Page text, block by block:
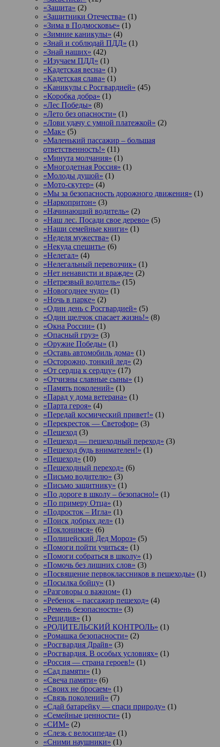
«Защита» (2)
«Защитники Отечества» (1)
«Зима в Подмосковье» (1)
«Зимние каникулы» (4)
«Знай и соблюдай ПДД» (1)
«Знай наших» (42)
«Изучаем ПДД» (1)
«Кадетская весна» (1)
«Кадетская слава» (1)
«Каникулы с Росгвардией» (45)
«Коробка добра» (1)
«Лес Победы» (8)
«Лето без опасности» (1)
«Лови удачу с умной платежкой» (2)
«Мак» (5)
«Маленький пассажир – большая
ответственность!» (11)
«Минута молчания» (1)
«Многодетная Россия» (1)
«Молоды душой» (1)
«Мото-скутер» (4)
«Мы за безопасность дорожного движения» (1)
«Наркопритон» (3)
«Начинающий водитель» (2)
«Наш лес. Посади свое дерево» (5)
«Наши семейные книги» (1)
«Неделя мужества» (1)
«Некуда спешить» (6)
«Нелегал» (4)
«Нелегальный перевозчик» (1)
«Нет ненависти и вражде» (2)
«Нетрезвый водитель» (15)
«Новогоднее чудо» (1)
«Ночь в парке» (2)
«Один день с Росгвардией» (5)
«Один щелчок спасает жизнь!» (8)
«Окна России» (1)
«Опасный груз» (3)
«Оружие Победы» (1)
«Оставь автомобиль дома» (1)
«Осторожно, тонкий лед» (2)
«От сердца к сердцу» (17)
«Отчизны славные сыны» (1)
«Память поколений» (1)
«Парад у дома ветерана» (1)
«Парта героя» (4)
«Передай космический привет!» (1)
«Перекресток — Светофор» (3)
«Пешеход (3)
«Пешеход — пешеходный переход» (3)
«Пешеход будь внимателен!» (1)
«Пешеход» (10)
«Пешеходный переход» (6)
«Письмо водителю» (3)
«Письмо защитнику» (1)
«По дороге в школу – безопасно!» (1)
«По примеру Отца» (1)
«Подросток ‒ Игла» (1)
«Поиск добрых дел» (1)
«Поклонимся» (6)
«Полицейский Дед Мороз» (5)
«Помоги пойти учиться» (1)
«Помоги собраться в школу» (1)
«Помочь без лишних слов» (3)
«Посвящение первоклассников в пешеходы» (1)
«Посылка бойцу» (1)
«Разговоры о важном» (1)
«Ребенок – пассажир пешеход» (4)
«Ремень безопасности» (3)
«Рецидив» (1)
«РОДИТЕЛЬСКИЙ КОНТРОЛЬ» (1)
«Ромашка безопасности» (2)
«Росгвардия Драйв» (3)
«Росгвардия. В особых условиях» (1)
«Россия — страна героев!» (1)
«Сад памяти» (1)
«Свеча памяти» (6)
«Своих не бросаем» (1)
«Связь поколений» (7)
«Сдай батарейку — спаси природу» (1)
«Семейные ценности» (1)
«СИМ» (2)
«Слезь с велосипеда» (1)
«Сними наушники» (1)